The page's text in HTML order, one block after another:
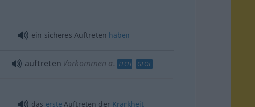
ein sicheres Auftreten haben
auftreten Vorkommen a. TECH GEOL
das erste Auftreten der Krankheit